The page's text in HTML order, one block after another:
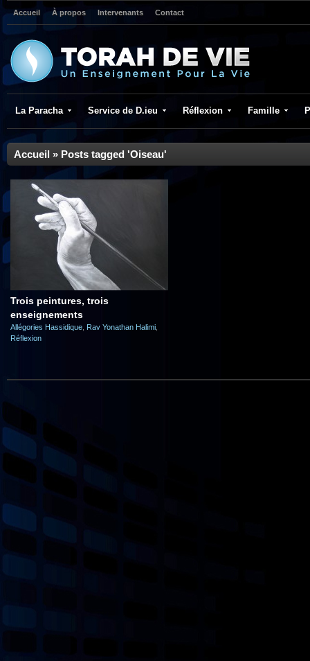
Accueil À propos Intervenants Contact
La Paracha Service de D.ieu Réflexion Famille
Accueil » Posts tagged 'Oiseau'
Trois peintures, trois
enseignements
Allégories Hassidique Rav Yonathan Halimi
Réflexion